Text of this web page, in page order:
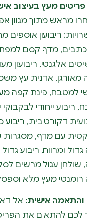
פריטים מעץ בעיצוב
מראש מתוך מגוון
ריבועון אוספים
מדף קסם
אלגנטי, ריבועון
מאורגן, אדנית עץ
למטבח, פינת קפה
ריבוע ייחודי
דקורטיבית,
עם מדף, מסגרות
גדול ומרווח, ריבוע
שולחן עגול מרשים
רומנטי מעץ מלא
והתאמה אישית: אל
לכם להתאים את